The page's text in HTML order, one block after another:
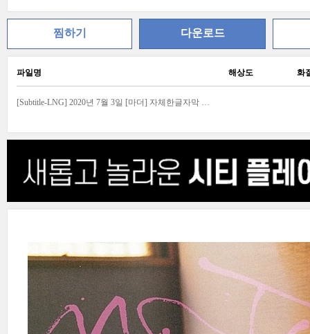
찜하기 다운로드
파일명 해상도 화
[Subtitle-LNG] 2020년 7월 3일 [마더] 자체한글자막 - 1440p.mp4